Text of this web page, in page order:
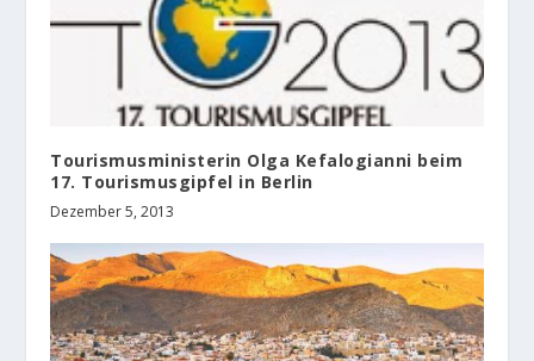
Tourismusministerin Olga Kefalogianni beim
17. Tourismusgipfel in Berlin
Dezember 5, 2013